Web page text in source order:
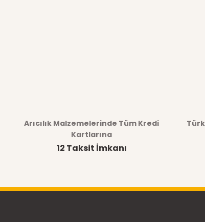
Arıcılık Malzemelerinde Tüm Kredi
Kartlarına
12 Taksit İmkanı